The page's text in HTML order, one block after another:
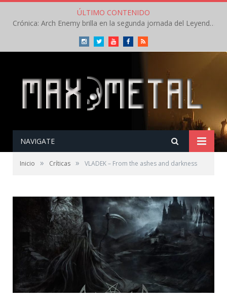
ÚLTIMO CONTENIDO
Crónica: Arch Enemy brilla en la segunda jornada del Leyendas del Rock – Jueves – Agosto 2026
InstagramTwitterYoutubeFacebookRSS
NAVIGATE
Inicio » Críticas » VLADEK – From the ashes and darkness